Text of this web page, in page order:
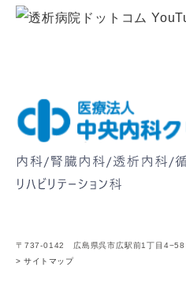
〒737-0142 広島県呉市広駅前1丁目4−58
> サイトマップ